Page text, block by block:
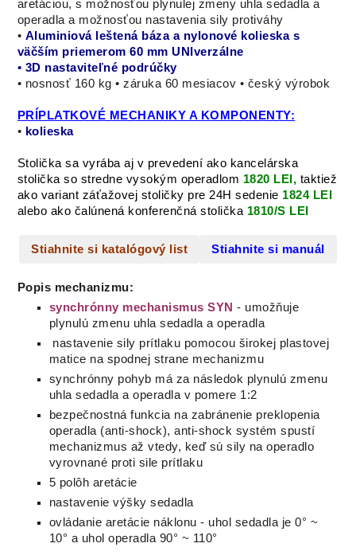
aretáciou, s možnosťou plynulej zmeny uhla sedadla a
operadla a možnosťou nastavenia sily protiváhy
• Aluminiová leštená báza a nylonové kolieska s
väčším priemerom 60 mm UNIverzálne
• 3D nastaviteľné podrúčky
• nosnosť 160 kg • záruka 60 mesiacov • český výrobok
PRÍPLATKOVÉ MECHANIKY A KOMPONENTY:
• kolieska
Stolička sa vyrába aj v prevedení ako kancelárska
stolička so stredne vysokým operadlom 1820 LEI, taktiež
ako variant záťažovej stoličky pre 24H sedenie 1824 LEI
alebo ako čalúnená konferenčná stolička 1810/S LEI
Stiahnite si katalógový list Stiahnite si manuál
Popis mechanizmu:
synchrónny mechanismus SYN - umožňuje
plynulú zmenu uhla sedadla a operadla
nastavenie sily prítlaku pomocou širokej plastovej
matice na spodnej strane mechanizmu
synchrónny pohyb má za následok plynulú zmenu
uhla sedadla a operadla v pomere 1:2
bezpečnostná funkcia na zabránenie preklopenia
operadla (anti-shock), anti-shock systém spustí
mechanizmus až vtedy, keď sú sily na operadlo
vyrovnané proti sile prítlaku
5 polôh aretácie
nastavenie výšky sedadla
ovládanie aretácie náklonu - uhol sedadla je 0° ~
10° a uhol operadla 90° ~ 110°